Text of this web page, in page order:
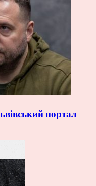
портал